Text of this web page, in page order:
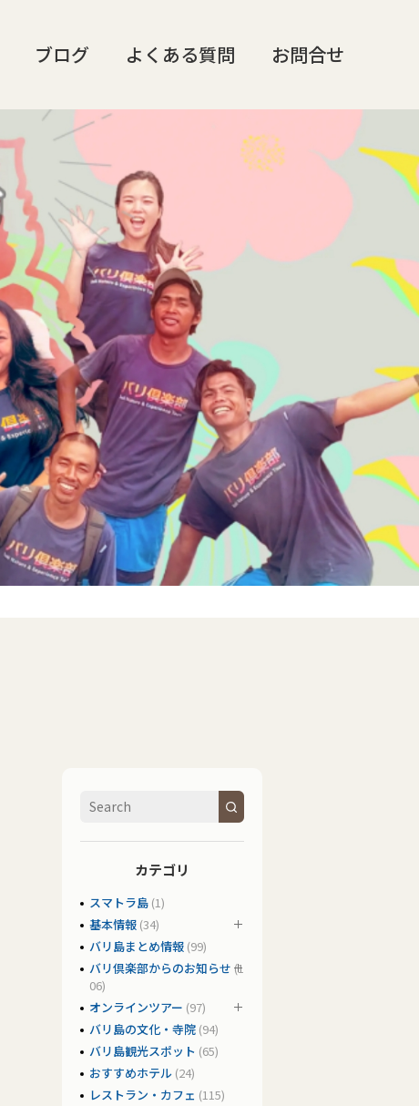
ブログ よくある質問 お問合せ
カテゴリ
スマトラ島 (1)
基本情報 (34)
バリ島まとめ情報 (99)
バリ倶楽部からのお知らせ (1
06)
オンラインツアー (97)
バリ島の文化・寺院 (94)
バリ島観光スポット (65)
おすすめホテル (24)
レストラン・カフェ (115)